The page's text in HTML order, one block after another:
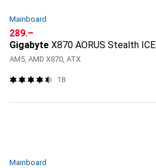
Mainboard
CHF
289.–
Gigabyte X870 AORUS Stealth ICE
AM5, AMD X870, ATX
18
Mainboard